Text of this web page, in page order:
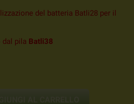
del batteria Batli28 per il
pila Batli38